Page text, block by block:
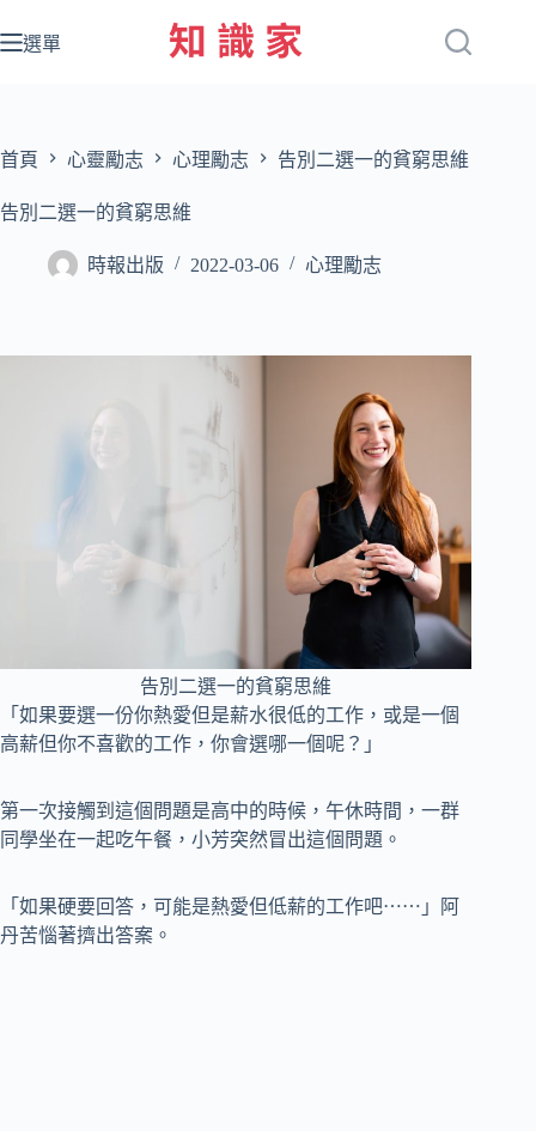
至
容
選單
首頁 心靈勵志 心理勵志 告別二選一的貧窮思維
告別二選一的貧窮思維
時報出版 2022-03-06 心理勵志
告別二選一的貧窮思維
「如果要選一份你熱愛但是薪水很低的工作，或是一個
高薪但你不喜歡的工作，你會選哪一個呢？」
第一次接觸到這個問題是高中的時候，午休時間，一群
同學坐在一起吃午餐，小芳突然冒出這個問題。
「如果硬要回答，可能是熱愛但低薪的工作吧⋯⋯」阿
丹苦惱著擠出答案。